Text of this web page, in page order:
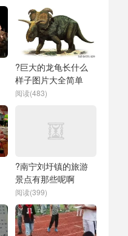
?巨大的龙龟长什么
样子图片大全简单
阅读(483)
?南宁刘圩镇的旅游
景点有那些呢啊
阅读(399)